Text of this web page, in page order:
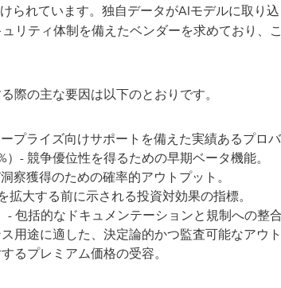
られています。独自データがAIモデルに取り
リティ体制を備えたベンダーを求めており、
際の主な要因は以下のとおりです。
プライズ向けサポートを備えた実績あるプロバ
- 競争優位性を得るための早期ベータ機能。
察獲得のための確率的アウトプット。
大する前に示される投資対効果の指標。
包括的なドキュメンテーションと規制への整合
用途に適した、決定論的かつ監査可能なアウト
るプレミアム価格の受容。